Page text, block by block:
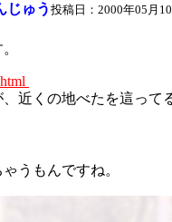
じゅう 投稿日：2000年05月
近くの地べたを這って
うもんですね。